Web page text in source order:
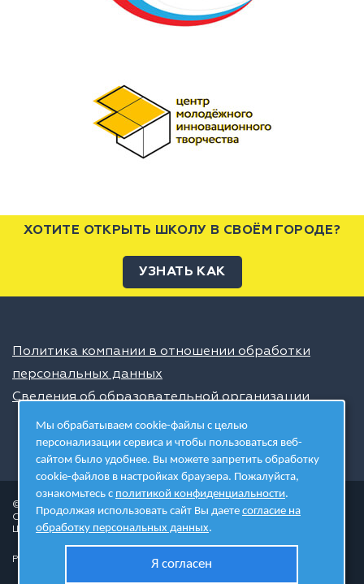
ХОТИТЕ ОТКРЫТЬ ШКОЛУ В СВОЁМ ГОРОДЕ?
УЗНАТЬ КАК
Политика компании в отношении обработки
персональных данных
Сведения об образовательной организации
© 2026 ШЦТ
Сеть центров молодёжного инновационного творчества
Школа цифровых технологий
Разработано в студии
Мы обрабатываем cookie-файлы с целью
персонализации сервиса и чтобы пользоваться веб-
сайтом было удобнее. Вы можете запретить обработку
cookie-файлов в настройках браузера. Пожалуйста,
ознакомьтесь с политикой конфиденциальности.
Продолжая использовать сайт Вы даетесогласие на
обработку персональных данных.
Я согласен